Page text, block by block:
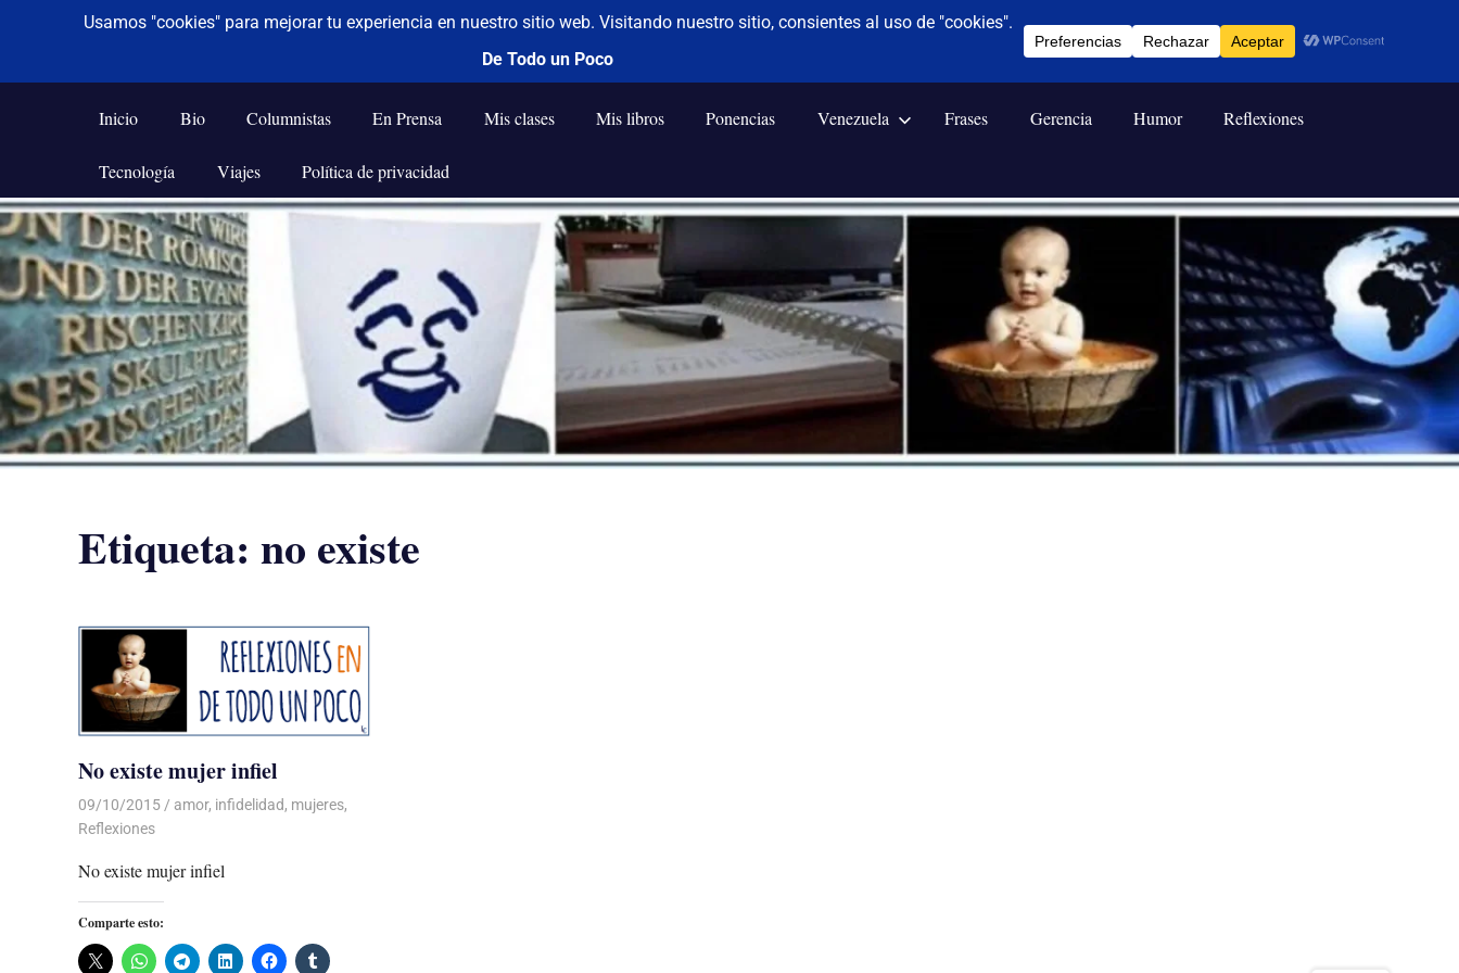
Saltar
al
contenido
De todo un poco
Frases,
Humor,
Tecnología
y
Viajes
Inicio Bio Columnistas En Prensa Mis clases Mis libros Ponencias Venezuela Frases Gerencia Humor Reflexiones
Tecnología Viajes Política de privacidad
Etiqueta: no existe
No existe mujer infiel
09/10/2015 Luis Castellanos
amor, infidelidad, mujeres,
Reflexiones
No existe mujer infiel
Comparte esto: